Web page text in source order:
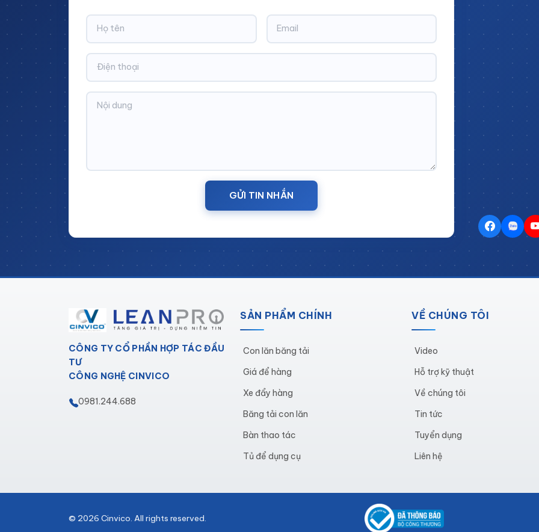
Thông Số Kỹ Thuật Bàn Thao Tác Nâng Hạ Có Dán Thảm Cao Su:
Tên sản phẩm:
Bàn thao tác nâng hạ chống tĩnh điện
1800x900x800mm ( DxRxH)
Xanh là chủ đạo ( Có
Sản xuất tại Cinvico.
GỬI TIN NHẮN
CÔNG TY CỔ PHẦN HỢP TÁC ĐẦU
TƯ
CÔNG NGHỆ CINVICO
0981.244.688
SẢN PHẨM CHÍNH
Con lăn băng tải
Giá để hàng
Xe đẩy hàng
Băng tải con lăn
Bàn thao tác
Tủ để dụng cụ
VỀ CHÚNG TÔI
Video
Hỗ trợ kỹ thuật
Về chúng tôi
Tin tức
Tuyển dụng
Liên hệ
© 2026 Cinvico. All rights reserved.